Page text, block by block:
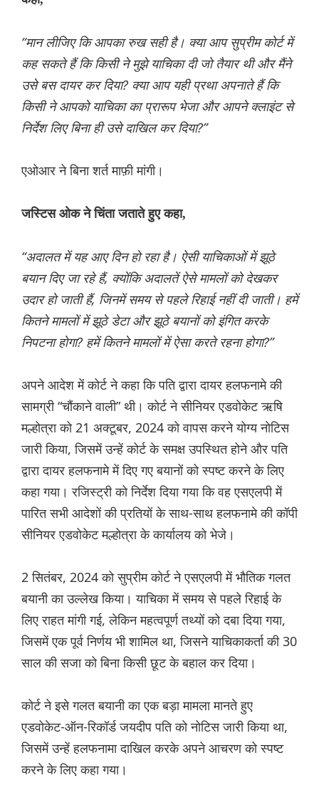
“मान लीजिए कि आपका रुख सही है। क्या आप सुप्रीम कोर्ट में
कह सकते हैं कि किसी ने मुझे याचिका दी जो तैयार थी और मैंने
उसे बस दायर कर दिया? क्या आप यही प्रथा अपनाते हैं कि
किसी ने आपको याचिका का प्रारूप भेजा और आपने क्लाइंट से
निर्देश लिए बिना ही उसे दाखिल कर दिया?”
एओआर ने बिना शर्त माफ़ी मांगी।
जस्टिस ओक ने चिंता जताते हुए कहा,
“अदालत में यह आए दिन हो रहा है। ऐसी याचिकाओं में झूठे
बयान दिए जा रहे हैं, क्योंकि अदालतें ऐसे मामलों को देखकर
उदार हो जाती हैं, जिनमें समय से पहले रिहाई नहीं दी जाती। हमें
कितने मामलों में झूठे डेटा और झूठे बयानों को इंगित करके
निपटना होगा? हमें कितने मामलों में ऐसा करते रहना होगा?”
अपने आदेश में कोर्ट ने कहा कि पति द्वारा दायर हलफनामे की
सामग्री “चौंकाने वाली” थी। कोर्ट ने सीनियर एडवोकेट ऋषि
मल्होत्रा ​​को 21 अक्टूबर, 2024 को वापस करने योग्य नोटिस
जारी किया, जिसमें उन्हें कोर्ट के समक्ष उपस्थित होने और पति
द्वारा दायर हलफनामे में दिए गए बयानों को स्पष्ट करने के लिए
कहा गया। रजिस्ट्री को निर्देश दिया गया कि वह एसएलपी में
पारित सभी आदेशों की प्रतियों के साथ-साथ हलफनामे की कॉपी
सीनियर एडवोकेट मल्होत्रा ​​के कार्यालय को भेजे।
2 सितंबर, 2024 को सुप्रीम कोर्ट ने एसएलपी में भौतिक गलत
बयानी का उल्लेख किया। याचिका में समय से पहले रिहाई के
लिए राहत मांगी गई, लेकिन महत्वपूर्ण तथ्यों को दबा दिया गया,
जिसमें एक पूर्व निर्णय भी शामिल था, जिसने याचिकाकर्ता की 30
साल की सजा को बिना किसी छूट के बहाल कर दिया।
कोर्ट ने इसे गलत बयानी का एक बड़ा मामला मानते हुए
एडवोकेट-ऑन-रिकॉर्ड जयदीप पति को नोटिस जारी किया था,
जिसमें उन्हें हलफनामा दाखिल करके अपने आचरण को स्पष्ट
करने के लिए कहा गया।